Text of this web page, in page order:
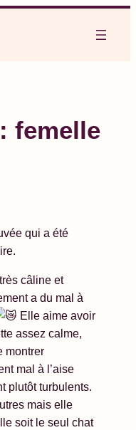
femelle
qui a été
câline et
a du mal à
Elle aime avoir
assez calme,
montrer
mal à l’aise
plutôt turbulents.
mais elle
soit le seul chat